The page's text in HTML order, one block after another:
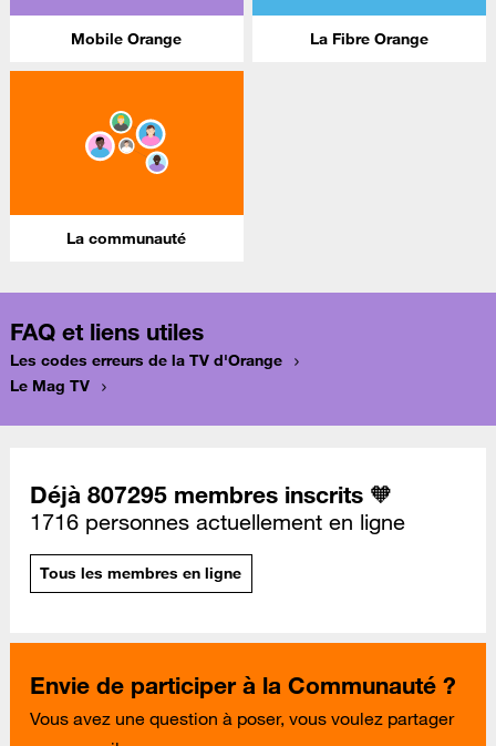
Mobile Orange La Fibre Orange
La communauté
FAQ et liens utiles
Les codes erreurs de la TV d'Orange
Le Mag TV
Déjà 807295 membres inscrits 🧡
1716 personnes actuellement en ligne
Tous les membres en ligne
Envie de participer à la Communauté ?
Vous avez une question à poser, vous voulez partager